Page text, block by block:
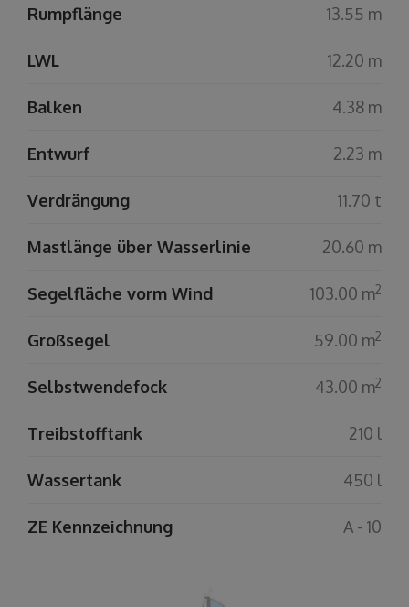
Rumpflänge 13.55 m
LWL 12.20 m
Balken 4.38 m
Entwurf 2.23 m
Verdrängung 11.70 t
Mastlänge über Wasserlinie 20.60 m
Segelfläche vorm Wind 103.00 m2
Großsegel 59.00 m2
Selbstwendefock 43.00 m2
Treibstofftank 210 l
Wassertank 450 l
ZE Kennzeichnung A - 10